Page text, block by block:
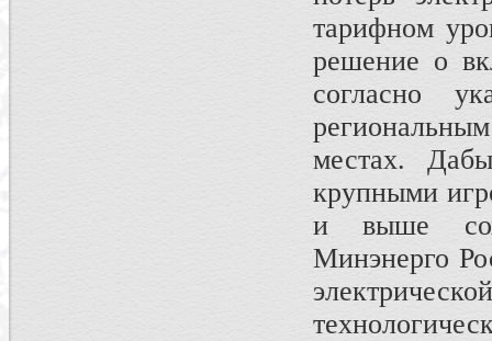
тарифном
решение о
согласно
местах.
крупными
и выше
Минэнерго